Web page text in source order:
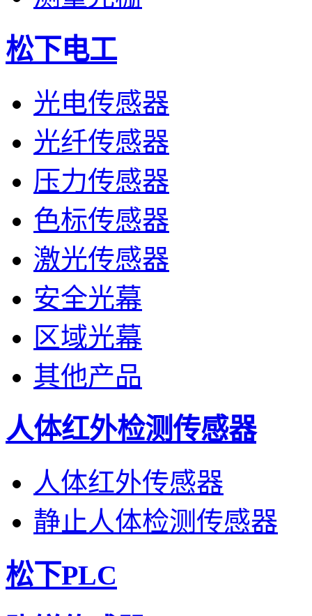
松下电工
光电传感器
光纤传感器
压力传感器
色标传感器
激光传感器
安全光幕
区域光幕
其他产品
人体红外检测传感器
人体红外传感器
静止人体检测传感器
松下PLC